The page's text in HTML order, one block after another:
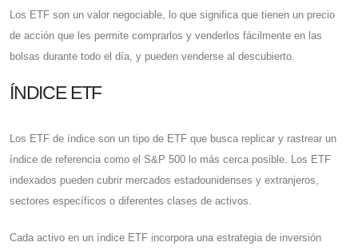
Los ETF son un valor negociable, lo que significa que tienen un precio
de acción que les permite comprarlos y venderlos fácilmente en las
bolsas durante todo el día, y pueden venderse al descubierto.
ÍNDICE ETF
Los ETF de índice son un tipo de ETF que busca replicar y rastrear un
índice de referencia como el S&P 500 lo más cerca posible. Los ETF
indexados pueden cubrir mercados estadounidenses y extranjeros,
sectores específicos o diferentes clases de activos.
Cada activo en un índice ETF incorpora una estrategia de inversión